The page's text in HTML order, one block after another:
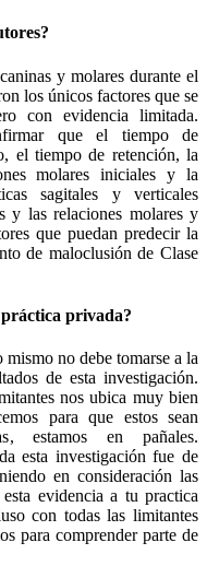
y molares durante el
los únicos factores que se
con evidencia limitada.
que el tiempo de
el tiempo de retención, la
molares iniciales y la
sagitales y verticales
y las relaciones molares y
que puedan predecir la
de maloclusión de Clase
privada?
no debe tomarse a la
de esta investigación.
nos ubica muy bien
para que estos sean
estamos en pañales.
esta investigación fue de
en consideración las
evidencia a tu practica
con todas las limitantes
para comprender parte de